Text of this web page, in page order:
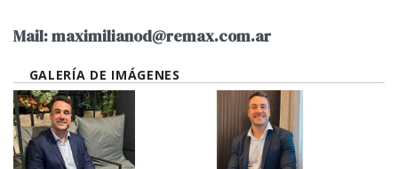
Mail:maximilianod@remax.com.ar
GALERÍA DE IMÁGENES